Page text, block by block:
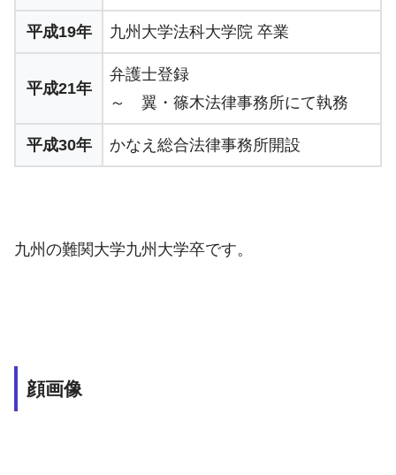
平成19年 九州大学法科大学院 卒業
平成21年
弁護士登録
～ 翼・篠木法律事務所にて執務
平成30年 かなえ総合法律事務所開設
九州の難関大学九州大学卒です。
顔画像